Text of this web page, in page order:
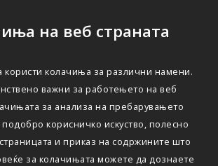
на веб страната
користи колачиња за различни намени.
важни за работењето на веб
за анализа на пребарувањето
корисничко искуство, полесно
и приказ на содржините што
за колачињата можете да дознаете